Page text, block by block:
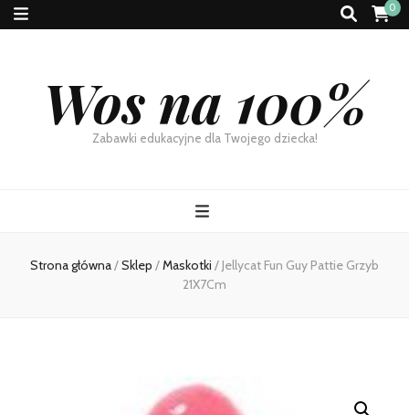
0
Wos na 100%
Zabawki edukacyjne dla Twojego dziecka!
Strona główna/Sklep /Maskotki /Jellycat Fun Guy Pattie Grzyb
21X7Cm